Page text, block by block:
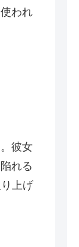
われ
彼女
れる
上げ